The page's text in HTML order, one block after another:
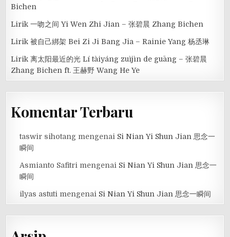
Bichen
Lirik 一吻之间 Yi Wen Zhi Jian – 张碧晨 Zhang Bichen
Lirik 被自己綁架 Bei Zi Ji Bang Jia – Rainie Yang 杨丞琳
Lirik 离太阳最近的光 Lí tàiyáng zuìjìn de guāng – 张碧晨
Zhang Bichen ft. 王赫野 Wang He Ye
Komentar Terbaru
taswir sihotang mengenai Si Nian Yi Shun Jian 思念一
瞬间
Asmianto Safitri mengenai Si Nian Yi Shun Jian 思念一
瞬间
ilyas astuti mengenai Si Nian Yi Shun Jian 思念一瞬间